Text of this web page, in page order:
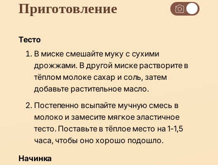
Приготовление
Тесто
В миске смешайте муку с сухими
дрожжами. В другой миске растворите в
тёплом молоке сахар и соль, затем
добавьте растительное масло.
Постепенно всыпайте мучную смесь в
молоко и замесите мягкое эластичное
тесто. Поставьте в тёплое место на 1-1,5
часа, чтобы оно хорошо подошло.
Начинка